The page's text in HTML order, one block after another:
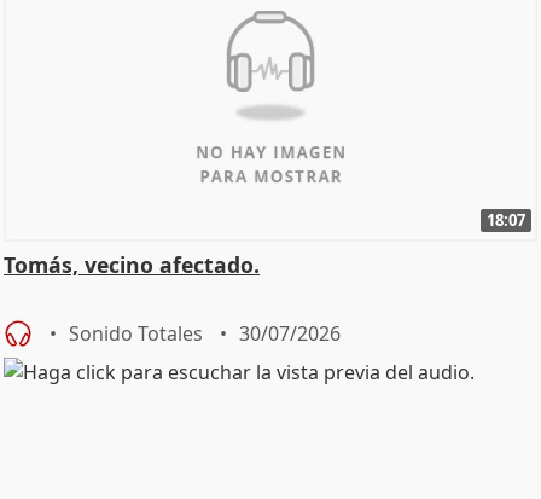
18:07
Tomás, vecino afectado.
Sonido Totales 30/07/2026